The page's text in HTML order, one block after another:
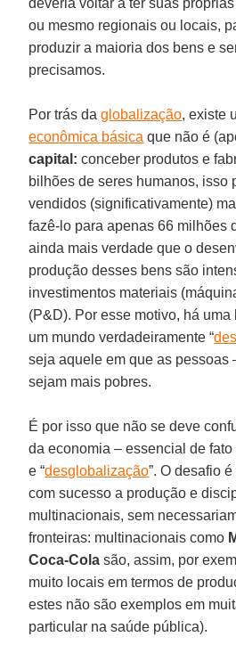
ou mesmo regionais ou locais,
produzir a maioria dos bens e
precisamos.
Por trás daglobalização, existe
econômica básica que não é
capital: conceber produtos e
bilhões de seres humanos, isso
vendidos (significativamente)
fazê-lo para apenas 66 milhões
ainda mais verdade que o
produção desses bens são
investimentos materiais
(P&D). Por esse motivo, há
um mundo verdadeiramente “
seja aquele em que as pessoas
sejam mais pobres.
É por isso que não se deve
da economia – essencial de
e “desglobalização”. O desafio
com sucesso a produção e
multinacionais, sem
fronteiras: multinacionais como
Coca-Cola são, assim, por
muito locais em termos de
estes não são exemplos em
particular na saúde pública).